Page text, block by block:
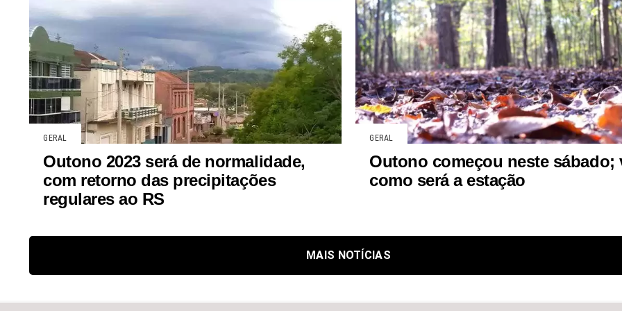
GERAL
Outono 2023 será de normalidade,
com retorno das precipitações
regulares ao RS
GERAL
Outono começou neste sábado;
como será a estação
MAIS NOTÍCIAS